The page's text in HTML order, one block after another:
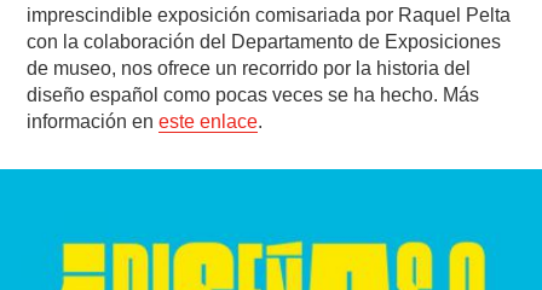
imprescindible exposición comisariada por Raquel Pelta
con la colaboración del Departamento de Exposiciones
de museo, nos ofrece un recorrido por la historia del
diseño español como pocas veces se ha hecho. Más
información eneste enlace.